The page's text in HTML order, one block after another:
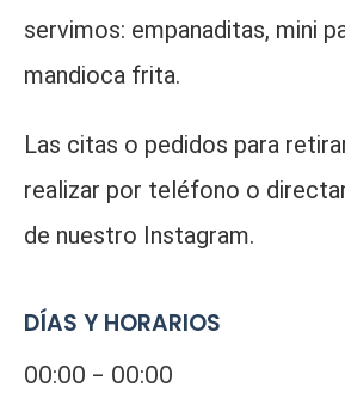
servimos: empanaditas, mini
mandioca frita.
Las citas o pedidos para
realizar por teléfono o
de nuestro Instagram.
DÍAS Y HORARIOS
00:00 - 00:00